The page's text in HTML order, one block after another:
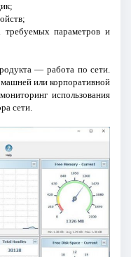
требуемых параметров и
— работа по сети.
или корпоративной
использования
сети.